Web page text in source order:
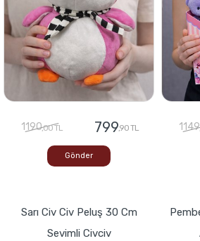
1190,00 TL 799,90 TL
Gönder
1149
Sarı Civ Civ Peluş 30 Cm
Sevimli Civciv